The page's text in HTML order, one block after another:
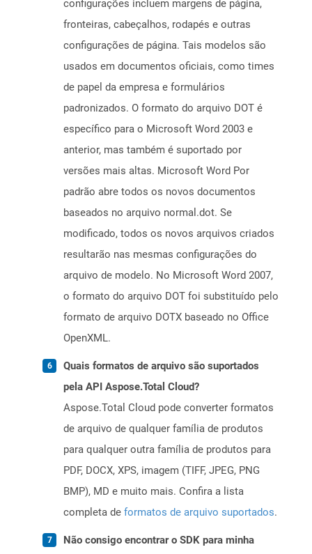
configurações incluem margens de página,
fronteiras, cabeçalhos, rodapés e outras
configurações de página. Tais modelos são
usados ​​em documentos oficiais, como times
de papel da empresa e formulários
padronizados. O formato do arquivo DOT é
específico para o Microsoft Word 2003 e
anterior, mas também é suportado por
versões mais altas. Microsoft Word Por
padrão abre todos os novos documentos
baseados no arquivo normal.dot. Se
modificado, todos os novos arquivos criados
resultarão nas mesmas configurações do
arquivo de modelo. No Microsoft Word 2007,
o formato do arquivo DOT foi substituído pelo
formato de arquivo DOTX baseado no Office
OpenXML.
Quais formatos de arquivo são suportados
pela API Aspose.Total Cloud?
Aspose.Total Cloud pode converter formatos
de arquivo de qualquer família de produtos
para qualquer outra família de produtos para
PDF, DOCX, XPS, imagem (TIFF, JPEG, PNG
BMP), MD e muito mais. Confira a lista
completa de formatos de arquivo suportados.
Não consigo encontrar o SDK para minha